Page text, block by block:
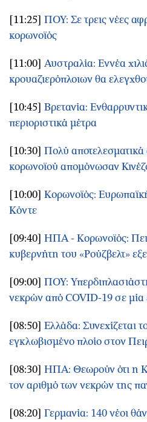
[11:25] ΠΟΥ: Σε τρεις νέες
κορωνοϊός
[11:00] Αυστραλία: Εννέα
κρουαζιερόπλοιων θα
[10:45] Βρετανία:
περιοριστικά μέτρα
[10:30] Πολύ
κορωνοϊού απομόνωσαν
[10:00] Κορωνοϊός:
Κόντε
[09:40] ΗΠΑ - Κορωνοϊός:
κυβερνήτη του «Ρούζβελτ»
[09:00] ΠΟΥ:
νεκρών από COVID-19 σε μία
[08:50] Ελλάδα: Συνεχίζεται
εγκλωβισμένο πλοίο στον
[08:30] ΗΠΑ: Θεωρούν ότι η
τον αριθμό των νεκρών της
[08:20] Γερμανία: 140 νέοι